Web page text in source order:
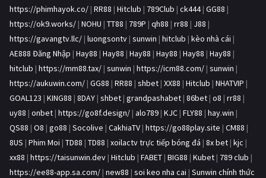
https://phimhayok.co/ | RR88 | Hitclub | 789Club | ck444| GG88 |
https://ok9.works/ | NOHU | TT88 | 789P | qh88 | rr88 | J88 |
https://gavangtv.llc/ | luongsontv | sunwin | hitclub | kèo nhà cái |
AE888 Đăng Nhập | Hay88 | Hay88 | Hay88 | Hay88 | Hay88 | Hay88 |
hitclub | https://mm88.tax/ | sunwin | https://icm88.com/ | sunwin |
https://aukuwin.com/ | GG88 | RR88 | shbet | XX88 | Hitclub | NHATVIP |
GOAL123 | KING88 | 8DAY | shbet | grandpashabet | 86bet | o8 | rr88 |
uy88 | onbet | https://go8f.design/ | alo789 | KJC | FLY88 | hay.win |
QS88 | O8 | go88 | Socolive | CakhiaTV | https://go88play.site | CM88 |
8US | Phim Moi | TD88 | TD88 | xoilactv trực tiếp bóng đá | 8x bet | kjc |
xx88 | https://taisunwin.dev | Hitclub | FABET | BIG88 | Kubet | 789 club |
https://ee88-app.sa.com/ | new88 | soi keo nha cai | Sunwin chính thức